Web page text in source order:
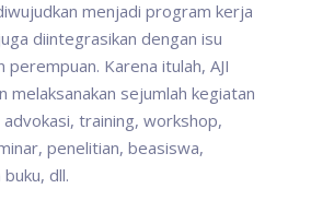
menjadi program kerja
diintegrasikan dengan isu
perempuan. Karena itulah, AJI
melaksanakan sejumlah kegiatan
advokasi, training, workshop,
penelitian, beasiswa,
dll.